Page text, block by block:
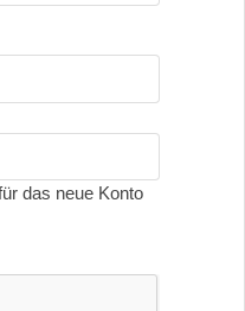
das neue Konto